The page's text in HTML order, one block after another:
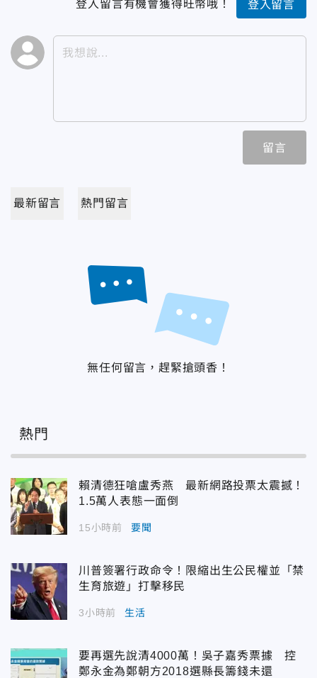
登入留言有機會獲得旺幣哦！ 登入留言
留言
最新留言 熱門留言
無任何留言，趕緊搶頭香！
熱門
賴清德狂嗆盧秀燕 最新網路投票太震撼！
1.5萬人表態一面倒
15小時前 要聞
川普簽署行政命令！限縮出生公民權並「禁
生育旅遊」打擊移民
3小時前 生活
要再選先說清4000萬！吳子嘉秀票據 控
鄭永金為鄭朝方2018選縣長籌錢未還